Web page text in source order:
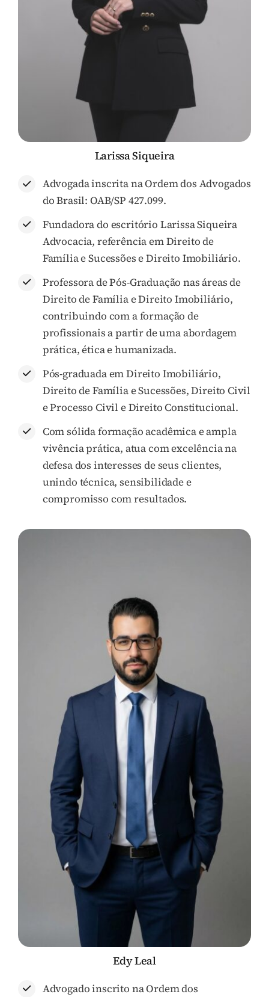
Perguntas Frequentes (FAQ)
Larissa Siqueira
Advogada inscrita na Ordem dos Advogados
do Brasil: OAB/SP 427.099.
Fundadora do escritório Larissa Siqueira
Advocacia, referência em Direito de
Família e Sucessões e Direito Imobiliário.
Professora de Pós-Graduação nas áreas de
Direito de Família e Direito Imobiliário,
contribuindo com a formação de
profissionais a partir de uma abordagem
prática, ética e humanizada.
Pós-graduada em Direito Imobiliário,
Direito de Família e Sucessões, Direito Civil
e Processo Civil e Direito Constitucional.
Com sólida formação acadêmica e ampla
vivência prática, atua com excelência na
defesa dos interesses de seus clientes,
unindo técnica, sensibilidade e
compromisso com resultados.
Edy Leal
Advogado inscrito na Ordem dos